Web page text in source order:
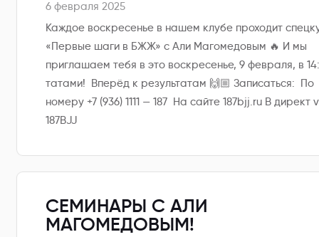
6 февраля 2025
Каждое воскресенье в нашем клубе проходит
«Первые шаги в БЖЖ» с Али Магомедовым 🔥 И мы
приглашаем тебя в это воскресенье, 9 февраля, в
татами! Вперёд к результатам 🙌🏼 Записаться: По
номеру +7 (936) 1111 — 187 На сайте 187bjj.ru В директ
187BJJ
СЕМИНАРЫ С АЛИ
МАГОМЕДОВЫМ!